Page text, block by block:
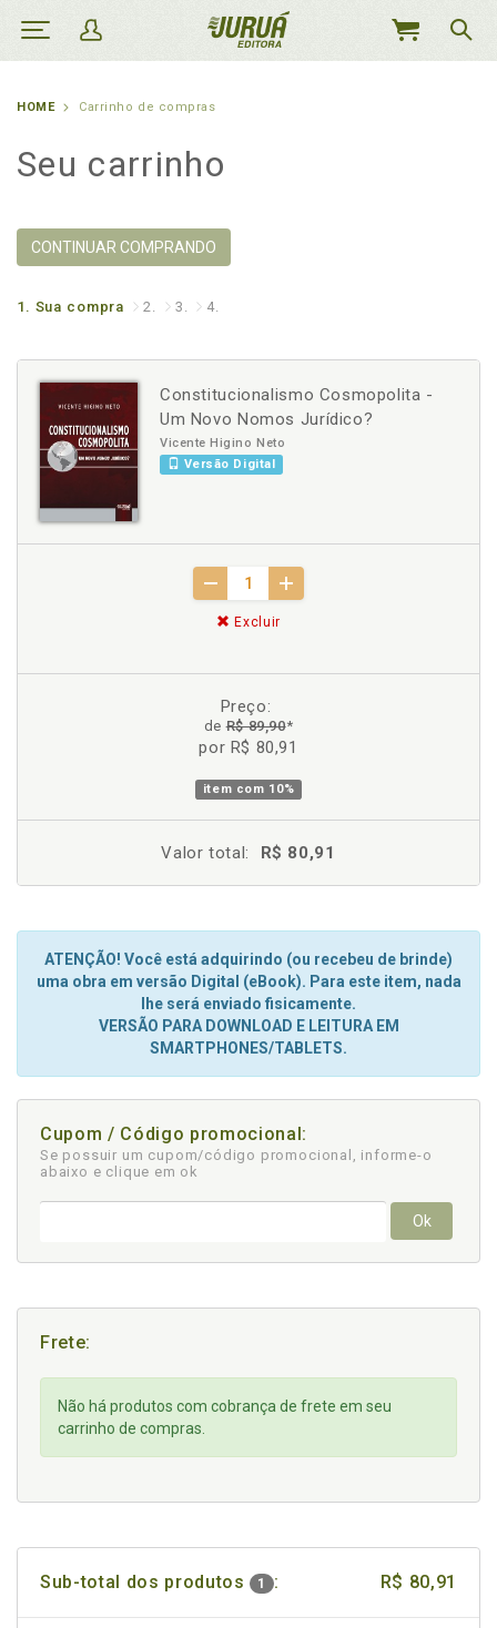
MEU
HOME Carrinho de compras
Seu carrinho
CONTINUAR COMPRANDO
1. Sua compra 2. 3. 4.
Constitucionalismo Cosmopolita -
Um Novo Nomos Jurídico?
Vicente Higino Neto
Versão Digital
Excluir
Preço:
deR$ 89,90*
por R$ 80,91
item com 10%
Valor total: R$ 80,91
ATENÇÃO! Você está adquirindo (ou recebeu de brinde)
uma obra em versão Digital (eBook). Para este item, nada
lhe será enviado fisicamente.
VERSÃO PARA DOWNLOAD E LEITURA EM
SMARTPHONES/TABLETS.
Cupom / Código promocional:
Se possuir um cupom/código promocional, informe-o
abaixo e clique em ok
Ok
Frete:
Não há produtos com cobrança de frete em seu
carrinho de compras.
Sub-total dos produtos 1 : R$ 80,91